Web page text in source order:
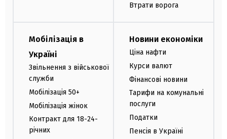
Втрати ворога
Мобілізація в
Україні
Звільнення з військової
служби
Мобілізація 50+
Мобілізація жінок
Контракт для 18-24-
річних
Новини економіки
Ціна нафти
Курси валют
Фінансові новини
Тарифи на комунальні
послуги
Податки
Пенсія в Україні